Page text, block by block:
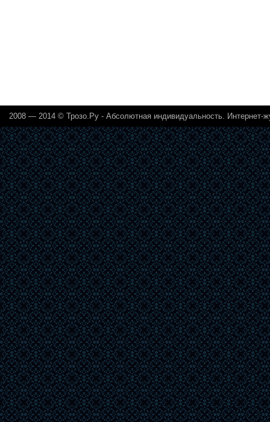
2008 — 2014 © Трозо.Ру - Абсолютная индивидуальность. Интернет-